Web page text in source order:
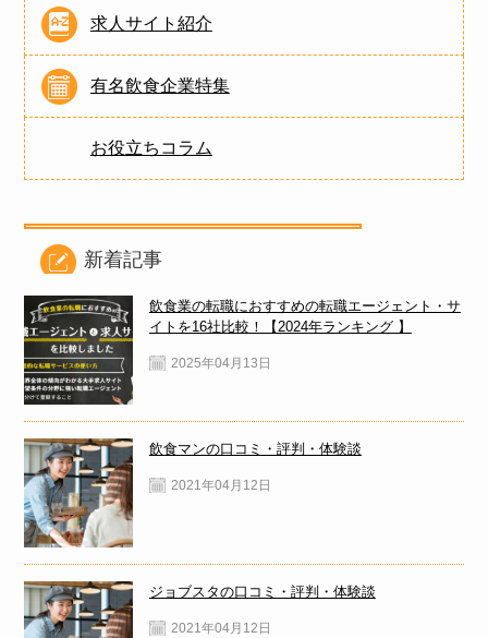
求人サイト紹介
有名飲食企業特集
お役立ちコラム
新着記事
飲食業の転職におすすめの転職エージェント・サ
イトを16社比較！【2024年ランキング 】
2025年04月13日
飲食マンの口コミ・評判・体験談
2021年04月12日
ジョブスタの口コミ・評判・体験談
2021年04月12日